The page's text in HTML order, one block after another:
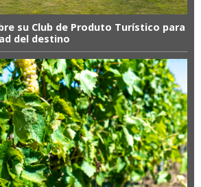
su Club de Produto Turístico para
del destino